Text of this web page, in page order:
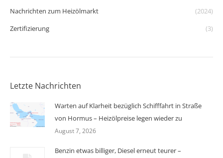
Nachrichten zum Heizölmarkt
(2024)
Zertifizierung
(3)
Letzte Nachrichten
Warten auf Klarheit bezüglich Schifffahrt in Straße
von Hormus – Heizölpreise legen wieder zu
August 7, 2026
Benzin etwas billiger, Diesel erneut teurer –